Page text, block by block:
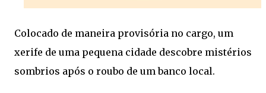
Colocado de maneira provisória no cargo, um
xerife de uma pequena cidade descobre mistérios
sombrios após o roubo de um banco local.